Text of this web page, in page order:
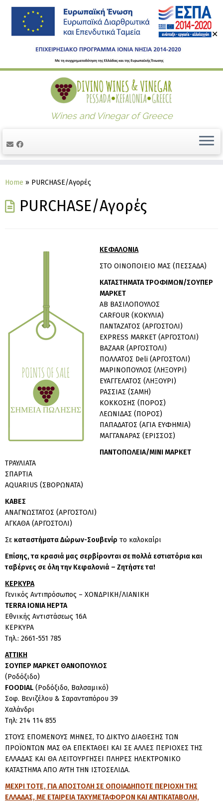
✕
Skip
Wines and Vinegar of Greece
Home » PURCHASE/Αγορές
PURCHASE/Αγορές
ΚΕΦΑΛΟΝΙΑ
ΣΤΟ ΟΙΝΟΠΟΙΕΙΟ ΜΑΣ (ΠΕΣΣΑΔΑ)
ΚΑΤΑΣΤΗΜΑΤΑ ΤΡΟΦΙΜΩΝ/ΣΟΥΠΕΡ
ΜΑΡΚΕΤ
ΑΒ ΒΑΣΙΛΟΠΟΥΛΟΣ
CARFOUR (ΚΟΚΥΛΙΑ)
ΠΑΝΤΑΖΑΤΟΣ (ΑΡΓΟΣΤΟΛΙ)
EXPRESS MARKET (ΑΡΓΟΣΤΟΛΙ)
BAZAAR (ΑΡΓΟΣΤΟΛΙ)
ΠΟΛΛΑΤΟΣ Deli (ΑΡΓΟΣΤΟΛΙ)
ΜΑΡΙΝΟΠΟΥΛΟΣ (ΛΗΞΟΥΡΙ)
ΕΥΑΓΓΕΛΑΤΟΣ (ΛΗΞΟΥΡΙ)
ΡΑΣΣΙΑΣ (ΣΑΜΗ)
ΚΟΚΚΟΣΗΣ (ΠΟΡΟΣ)
ΛΕΩΝΙΔΑΣ (ΠΟΡΟΣ)
ΠΑΠΑΔΑΤΟΣ (ΑΓΙΑ ΕΥΦΗΜΙΑ)
ΜΑΓΓΑΝΑΡΑΣ (ΕΡΙΣΣΟΣ)
ΠΑΝΤΟΠΩΛΕΙΑ/ΜΙΝΙ ΜΑΡΚΕΤ
ΤΡΑΥΛΙΑΤΑ
ΣΠΑΡΤΙΑ
AQUARIUS (ΣΒΟΡΩΝΑΤΑ)
ΚΑΒΕΣ
ΑΝΑΓΝΩΣΤΑΤΟΣ (ΑΡΓΟΣΤΟΛΙ)
ΑΓΚΑΘΑ (ΑΡΓΟΣΤΟΛΙ)
Σε καταστήματα Δώρων-Σουβενίρ το καλοκαίρι
Επίσης, τα κρασιά μας σερβίρονται σε πολλά εστιατόρια και
ταβέρνες σε όλη την Κεφαλονιά – Ζητήστε τα!
ΚΕΡΚΥΡΑ
Γενικός Αντιπρόσωπος – ΧΟΝΔΡΙΚΗ/ΛΙΑΝΙΚΗ
TERRA IONIA HEPTA
Εθνικής Αντιστάσεως 16Α
ΚΕΡΚΥΡΑ
Τηλ.: 2661-551 785
ΑΤΤΙΚΗ
ΣΟΥΠΕΡ ΜΑΡΚΕΤ ΘΑΝΟΠΟΥΛΟΣ
(Ροδόξιδο)
FOODIAL (Ροδόξιδο, Βαλσαμικό)
Σοφ. Βενιζέλου & Σαρανταπόρου 39
Χαλάνδρι
Τηλ: 214 114 855
ΣΤΟΥΣ ΕΠΟΜΕΝΟΥΣ ΜΗΝΕΣ, ΤΟ ΔΙΚΤΥΟ ΔΙΑΘΕΣΗΣ ΤΩΝ
ΠΡΟΪΟΝΤΩΝ ΜΑΣ ΘΑ ΕΠΕΚΤΑΘΕΙ ΚΑΙ ΣΕ ΑΛΛΕΣ ΠΕΡΙΟΧΕΣ ΤΗΣ
ΕΛΛΑΔΑΣ ΚΑΙ ΘΑ ΛΕΙΤΟΥΡΓΗΣΕΙ ΠΛΗΡΕΣ ΗΛΕΚΤΡΟΝΙΚΟ
ΚΑΤΑΣΤΗΜΑ ΑΠΟ ΑΥΤΗ ΤΗΝ ΙΣΤΟΣΕΛΙΔΑ.
ΜΕΧΡΙ ΤΟΤΕ, ΓΙΑ ΑΠΟΣΤΟΛΗ ΣΕ ΟΠΟΙΑΔΗΠΟΤΕ ΠΕΡΙΟΧΗ ΤΗΣ
ΕΛΛΑΔΑΣ, ΜΕ ΕΤΑΙΡΕΙΑ ΤΑΧΥΜΕΤΑΦΟΡΩΝ ΚΑΙ ΑΝΤΙΚΑΤΑΒΟΛΗ,